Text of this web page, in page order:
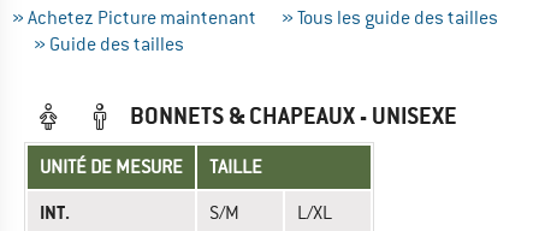
» Achetez Picture maintenant
» Tous les guide des tailles
» Guide des tailles
BONNETS & CHAPEAUX - UNISEXE
UNITÉ DE MESURE TAILLE
INT. S/M L/XL